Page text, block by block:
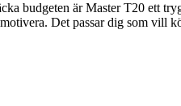
budgeten är Master T20 ett
Det passar dig som vill